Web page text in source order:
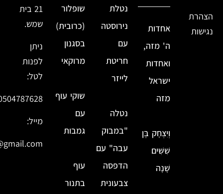
הצהרת
נגישות
אחדות
ה' מזה,
ואחדות
ישראל
מזה
וְיִצְחָק בֶּן
שִׁשִּׁים
שָׁנָה
נטלת
נירוסטה
עם
חריטת
לייזר
נטלה
"במבוק
עבה" עם
הדפסה
צבעונית
שופלור
(כרובית)
בסגנון
מרוקאי
שוקי עוף
עם
גמבות
עוף
בתנור
21 בית
שמש.
ניתן
לפנות
לטל:
מייל: